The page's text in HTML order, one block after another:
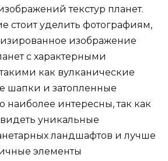
текстур планет.
стоит уделить фотографиям,
изображение
с характерными
как вулканические
шапки и затопленные
наиболее интересны, так как
уникальные
ландшафтов и лучше
элементы